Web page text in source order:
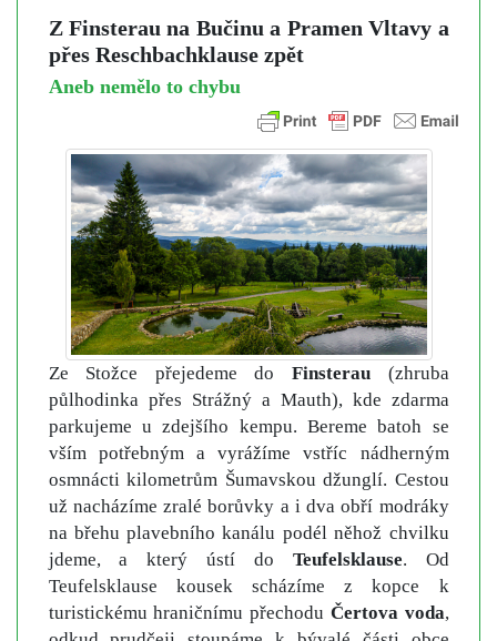
Z Finsterau na Bučinu a Pramen Vltavy a
přes Reschbachklause zpět
Aneb nemělo to chybu
Ze Stožce přejedeme do Finsterau(zhruba
půlhodinka přes Strážný a Mauth), kde zdarma
parkujeme u zdejšího kempu. Bereme batoh se
vším potřebným a vyrážíme vstříc nádherným
osmnácti kilometrům Šumavskou džunglí. Cestou
už nacházíme zralé borůvky a i dva obří modráky
na břehu plavebního kanálu podél něhož chvilku
jdeme, a který ústí do Teufelsklause. Od
Teufelsklause kousek scházíme z kopce k
turistickému hraničnímu přechodu Čertova voda,